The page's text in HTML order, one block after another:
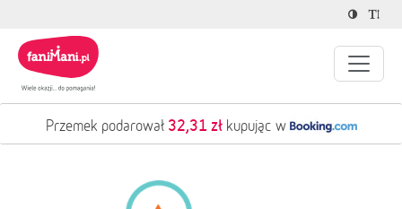
Przemek podarował 32,31 złkupując w